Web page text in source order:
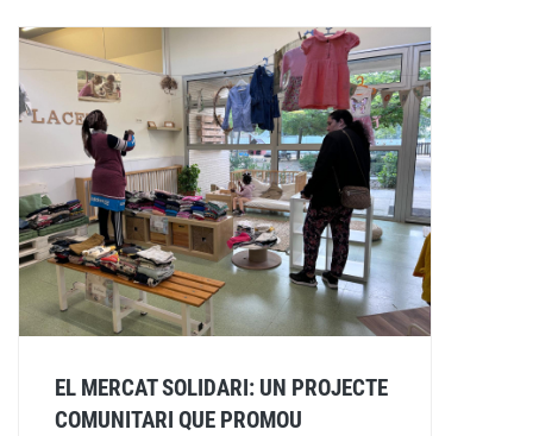
EL MERCAT SOLIDARI: UN PROJECTE
COMUNITARI QUE PROMOU